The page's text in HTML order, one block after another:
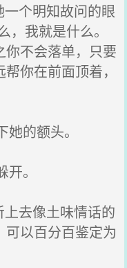
个明知故问的眼
，我就是什么。
不会落单，只要
你在前面顶着，
的额头。
。
去像土味情话的
以百分百鉴定为